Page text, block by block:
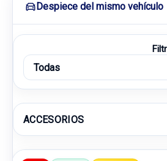
Despiece del mismo vehículo
ACCESORIOS